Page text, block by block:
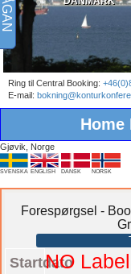
Ring til Central Booking:
E-mail:
Home
Gjøvik, Norge
SVENSKA ENGLISH DANSK NORSK
Forespørgsel -
Startdato
NO